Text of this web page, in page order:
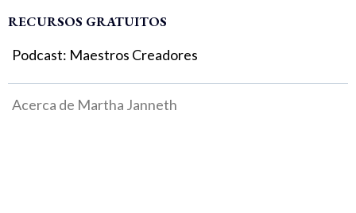
RECURSOS GRATUITOS
Podcast: Maestros Creadores
Acerca de Martha Janneth